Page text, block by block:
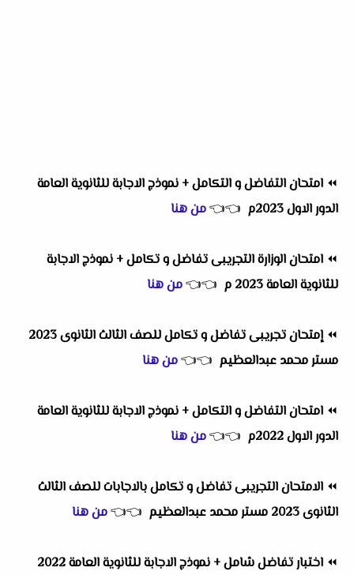
⏪ امتحان التفاضل و التكامل + نموذج الاجابة للثانوية العامة
الدور الاول 2023م
👈
👈من هنا
⏪ امتحان الوزارة التجريبى تفاضل و تكامل + نموذج الاجابة
للثانوية العامة 2023 م
👈
👈من هنا
⏪
إمتحان تجريبى تفاضل و تكامل للصف الثالث الثانوى 2023
مستر محمد عبدالعظيم 👈
👈من هنا
⏪ امتحان التفاضل و التكامل + نموذج الاجابة للثانوية العامة
الدور الاول 2022م
👈
👈من هنا
⏪ الامتحان التجريبى تفاضل و تكامل بالاجابات للصف الثالث
الثانوى 2023 مستر محمد عبدالعظيم
👈
👈من هنا
⏪
اختبار تفاضل شامل + نموذج الاجابة للثانوية العامة 2022